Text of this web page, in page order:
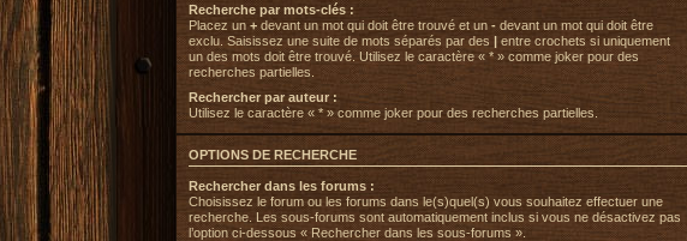
Recherche par mots-clés :
Placez un + devant un mot qui doit être trouvé et un - devant un mot qui doit être
exclu. Saisissez une suite de mots séparés par des | entre crochets si uniquement
un des mots doit être trouvé. Utilisez le caractère « * » comme joker pour des
recherches partielles.
Rechercher par auteur :
Utilisez le caractère « * » comme joker pour des recherches partielles.
OPTIONS DE RECHERCHE
Rechercher dans les forums :
Choisissez le forum ou les forums dans le(s)quel(s) vous souhaitez effectuer une
recherche. Les sous-forums sont automatiquement inclus si vous ne désactivez pas
l’option ci-dessous « Rechercher dans les sous-forums ».